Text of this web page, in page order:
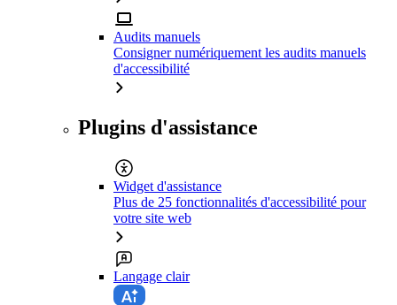
Audits manuels
Consigner numériquement les audits manuels
d'accessibilité
Plugins d'assistance
Widget d'assistance
Plus de 25 fonctionnalités d'accessibilité pour
votre site web
Langage clair